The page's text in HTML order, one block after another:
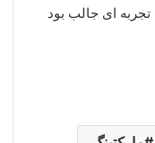
ای جالب بود